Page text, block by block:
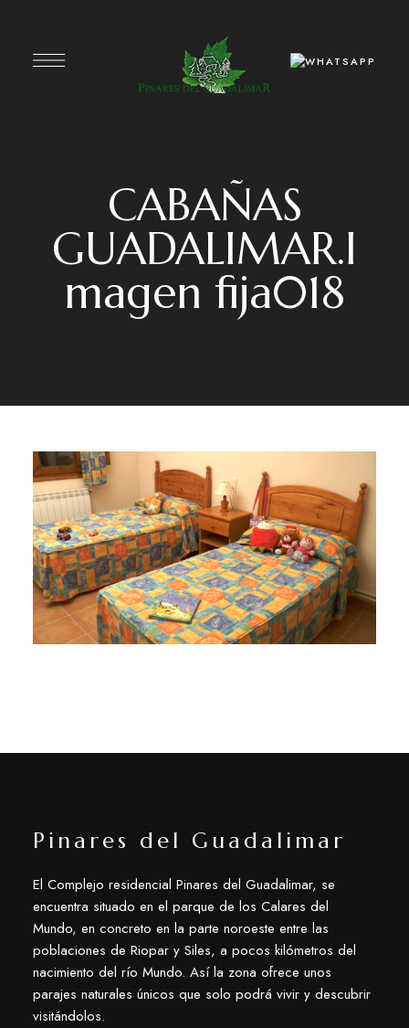
CABAÑAS
GUADALIMAR.I
magen fija018
Pinares del Guadalimar
El Complejo residencial Pinares del Guadalimar, se
encuentra situado en el parque de los Calares del
Mundo, en concreto en la parte noroeste entre las
poblaciones de Riopar y Siles, a pocos kilómetros del
nacimiento del río Mundo. Así la zona ofrece unos
parajes naturales únicos que solo podrá vivir y descubrir
visitándolos.